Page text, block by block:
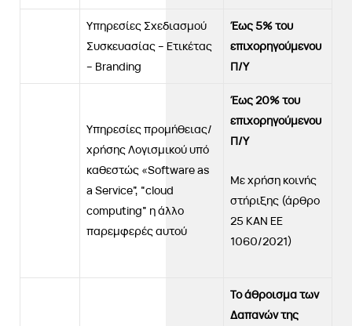
Υπηρεσίες Σχεδιασμού
Συσκευασίας – Ετικέτας
– Branding
Έως 5% του
επιχορηγούμενου
Π/Υ
Υπηρεσίες προμήθειας/
χρήσης Λογισμικού υπό
καθεστώς «Software as
a Service”, “cloud
computing” η άλλο
παρεμφερές αυτού
Έως 20% του
επιχορηγούμενου
Π/Υ
Με χρήση κοινής
στήριξης (άρθρο
25 ΚΑΝ ΕΕ
1060/2021)
Toάθροισμα των
Δαπανών της